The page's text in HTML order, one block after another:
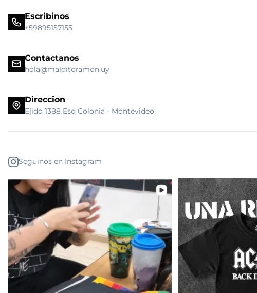
Escribinos
+59895157155
Contactanos
hola@malditoramon.uy
Direccion
Ejido 1388 Esq Colonia - Montevideo
Seguinos en Instagram